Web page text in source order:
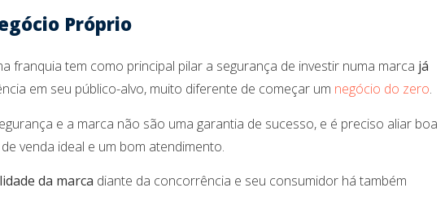
Próprio
franquia tem como principal pilar a segurança de investir numa marca já
em seu público-alvo, muito diferente de começar um negócio do zero.
e a marca não são uma garantia de sucesso, e é preciso aliar boa
venda ideal e um bom atendimento.
da marca diante da concorrência e seu consumidor há também